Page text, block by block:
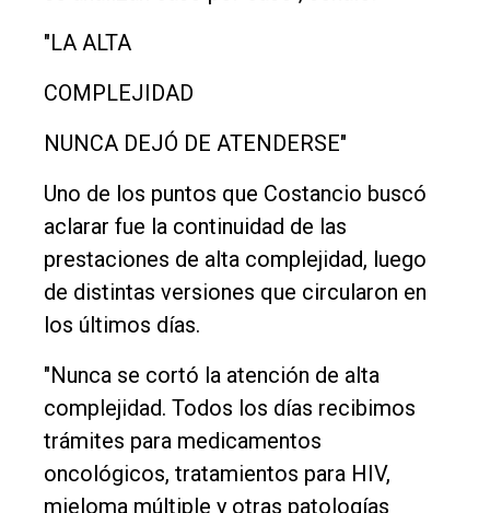
"LA ALTA
COMPLEJIDAD
NUNCA DEJÓ DE ATENDERSE"
Uno de los puntos que Costancio buscó
aclarar fue la continuidad de las
prestaciones de alta complejidad, luego
de distintas versiones que circularon en
los últimos días.
"Nunca se cortó la atención de alta
complejidad. Todos los días recibimos
trámites para medicamentos
oncológicos, tratamientos para HIV,
mieloma múltiple y otras patologías